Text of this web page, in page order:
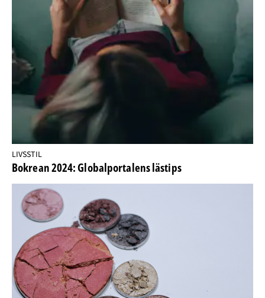
LIVSSTIL
Bokrean 2024: Globalportalens lästips